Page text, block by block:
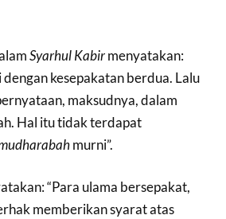
Syarhul Kabirmenyatakan:
dengan kesepakatan berdua. Lalu
maksudnya, dalam
Hal itu tidak terdapat
murni”.
“Para ulama bersepakat,
memberikan syarat atas